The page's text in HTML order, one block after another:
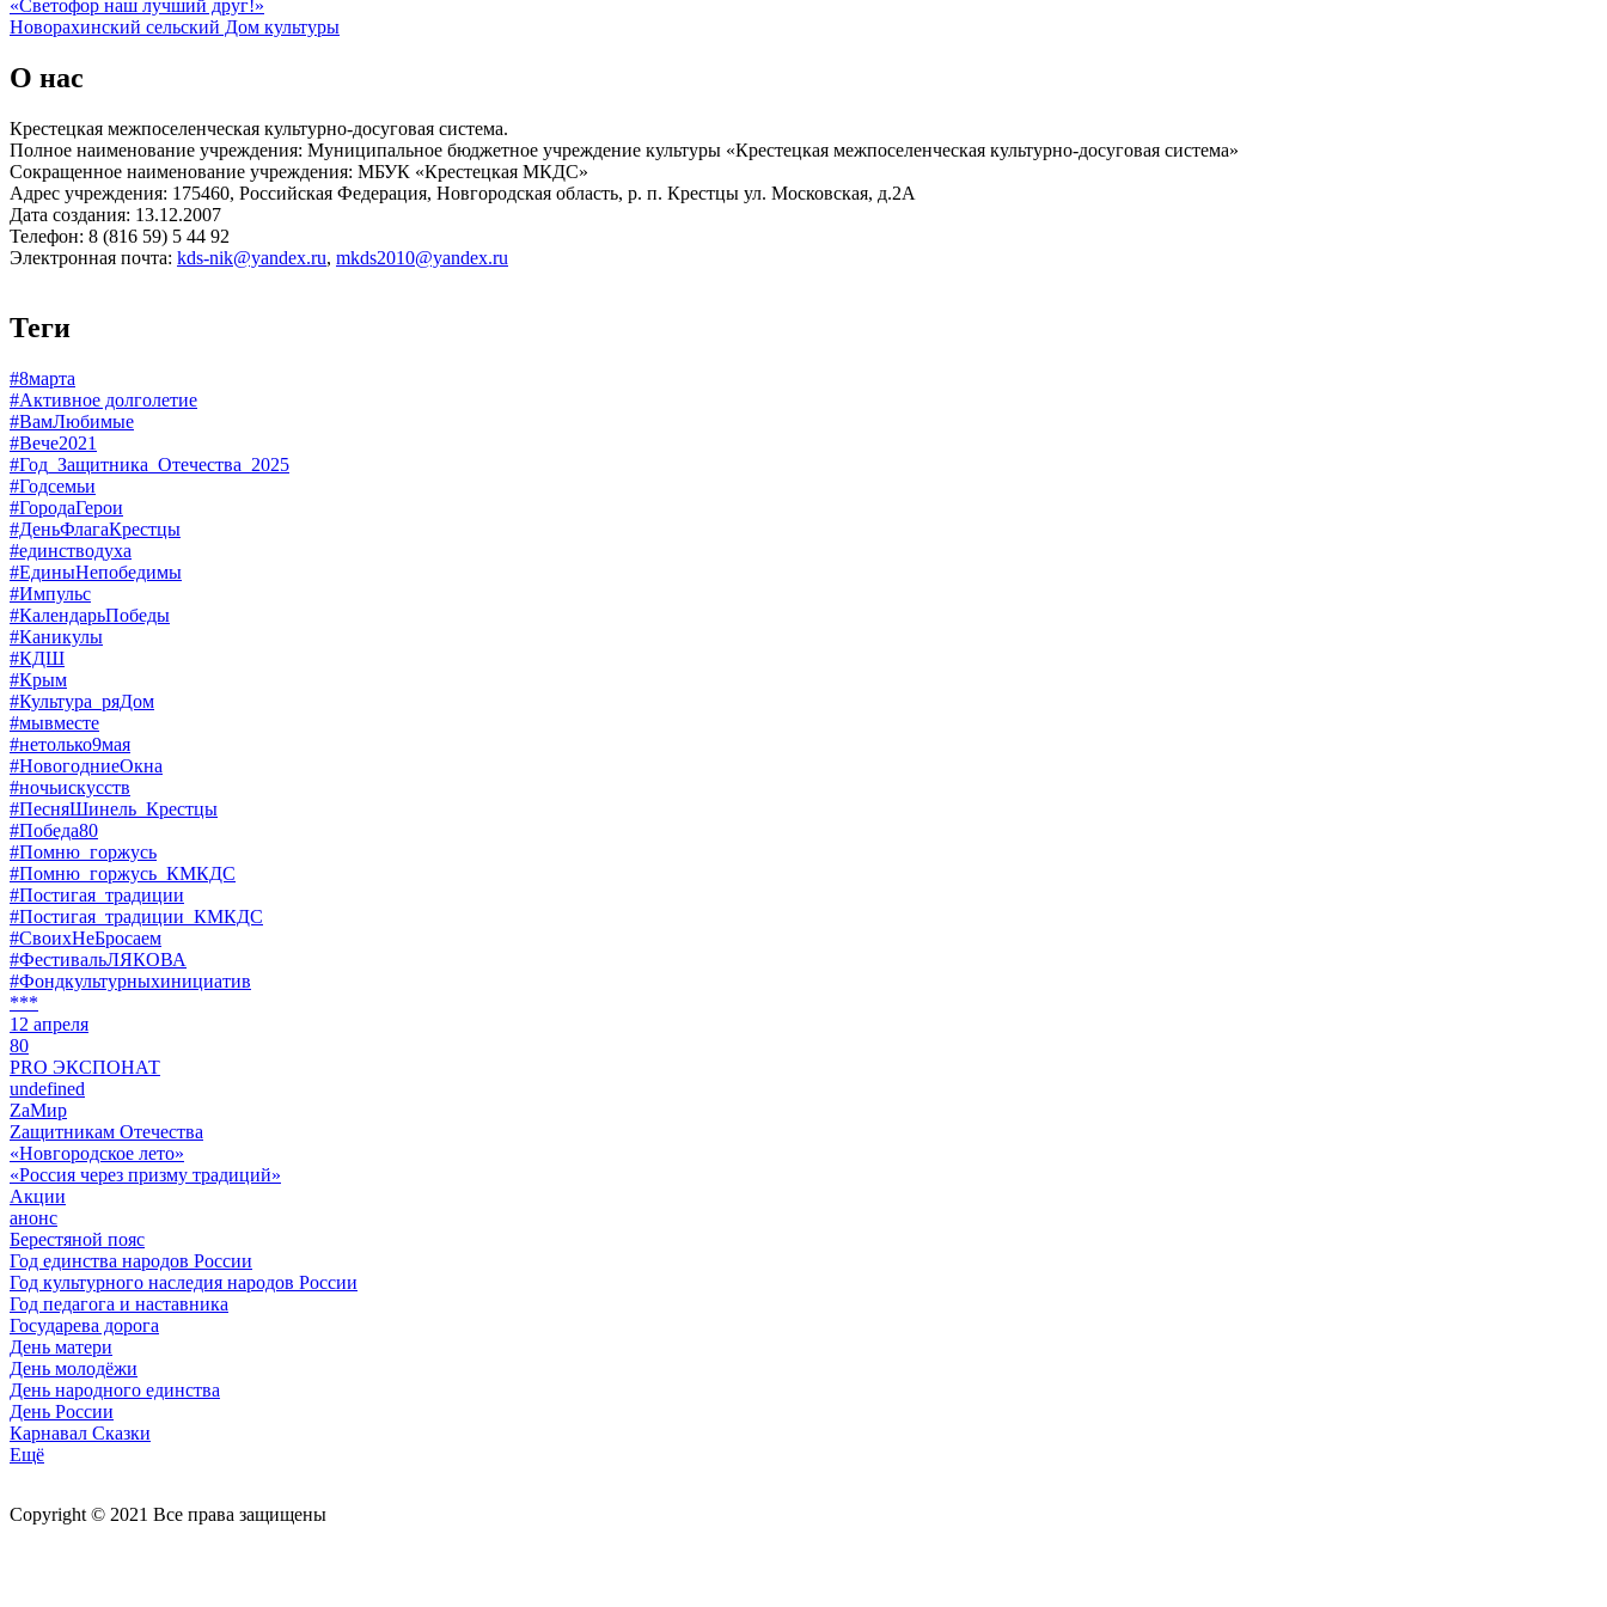
«Светофор наш лучший друг!»
Новорахинский сельский Дом культуры
О нас
Крестецкая межпоселенческая культурно-досуговая система.
Полное наименование учреждения: Муниципальное бюджетное учреждение культуры «Крестецкая межпоселенческая культурно-досуговая система»
Сокращенное наименование учреждения: МБУК «Крестецкая МКДС»
Адрес учреждения: 175460, Российская Федерация, Новгородская область, р. п. Крестцы ул. Московская, д.2А
Дата создания: 13.12.2007
Телефон: 8 (816 59) 5 44 92
Электронная почта: kds-nik@yandex.ru, mkds2010@yandex.ru
Теги
#8марта
#Активное долголетие
#ВамЛюбимые
#Вече2021
#Год_Защитника_Отечества_2025
#Годсемьи
#ГородаГерои
#ДеньФлагаКрестцы
#единстводуха
#ЕдиныНепобедимы
#Импульс
#КалендарьПобеды
#Каникулы
#КДШ
#Крым
#Культура_ряДом
#мывместе
#нетолько9мая
#НовогодниеОкна
#ночьискусств
#ПесняШинель_Крестцы
#Победа80
#Помню_горжусь
#Помню_горжусь_КМКДС
#Постигая_традиции
#Постигая_традиции_КМКДС
#СвоихНеБросаем
#ФестивальЛЯКОВА
#Фондкультурныхинициатив
***
12 апреля
80
PRO ЭКСПОНАТ
undefined
ZaМир
Zащитникам Отечества
«Новгородское лето»
«Россия через призму традиций»
Акции
анонс
Берестяной пояс
Год единства народов России
Год культурного наследия народов России
Год педагога и наставника
Государева дорога
День матери
День молодёжи
День народного единства
День России
Карнавал Сказки
Ещё
Copyright © 2021 Все права защищены